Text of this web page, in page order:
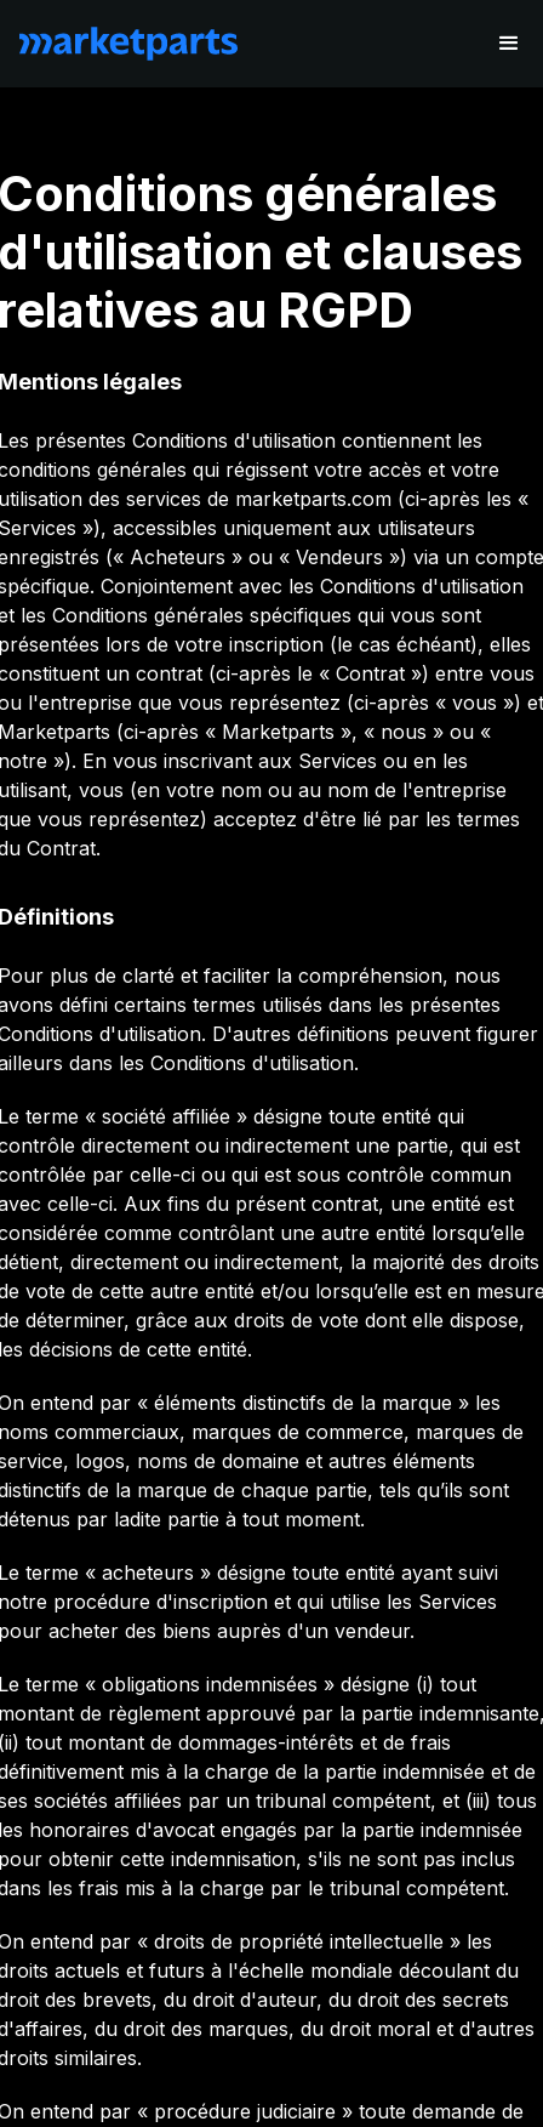
générales
et clauses
au RGPD
légales
présentes Conditions d'utilisation contiennent les
générales qui régissent votre accès et votre
des services de marketparts.com (ci-après les «
»), accessibles uniquement aux utilisateurs
(« Acheteurs » ou « Vendeurs ») via un compte
Conjointement avec les Conditions d'utilisation
les Conditions générales spécifiques qui vous sont
lors de votre inscription (le cas échéant), elles
un contrat (ci-après le « Contrat ») entre vous
l'entreprise que vous représentez (ci-après « vous ») et
(ci-après « Marketparts », « nous » ou «
»). En vous inscrivant aux Services ou en les
vous (en votre nom ou au nom de l'entreprise
vous représentez) acceptez d'être lié par les termes
Contrat.
plus de clarté et faciliter la compréhension, nous
défini certains termes utilisés dans les présentes
d'utilisation. D'autres définitions peuvent figurer
dans les Conditions d'utilisation.
terme « société affiliée » désigne toute entité qui
directement ou indirectement une partie, qui est
par celle-ci ou qui est sous contrôle commun
celle-ci. Aux fins du présent contrat, une entité est
comme contrôlant une autre entité lorsqu’elle
directement ou indirectement, la majorité des droits
vote de cette autre entité et/ou lorsqu’elle est en
déterminer, grâce aux droits de vote dont elle dispose,
décisions de cette entité.
entend par « éléments distinctifs de la marque » les
commerciaux, marques de commerce, marques de
logos, noms de domaine et autres éléments
de la marque de chaque partie, tels qu’ils sont
par ladite partie à tout moment.
terme « acheteurs » désigne toute entité ayant suivi
procédure d'inscription et qui utilise les Services
acheter des biens auprès d'un vendeur.
terme « obligations indemnisées » désigne (i) tout
de règlement approuvé par la partie
tout montant de dommages-intérêts et de frais
mis à la charge de la partie indemnisée et de
sociétés affiliées par un tribunal compétent, et (iii) tous
honoraires d'avocat engagés par la partie indemnisée
obtenir cette indemnisation, s'ils ne sont pas inclus
les frais mis à la charge par le tribunal compétent.
entend par « droits de propriété intellectuelle » les
actuels et futurs à l'échelle mondiale découlant du
des brevets, du droit d'auteur, du droit des secrets
du droit des marques, du droit moral et d'autres
similaires.
entend par « procédure judiciaire » toute demande de